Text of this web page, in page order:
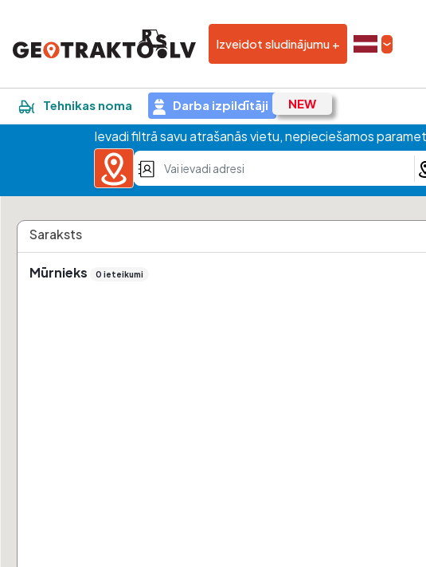
Izveidot sludinājumu +
Tehnikas noma Darba izpildītāji
Ievadi filtrā savu atrašanās vietu, nepieciešamos
Saraksts
Mūrnieks 0 ieteikumi